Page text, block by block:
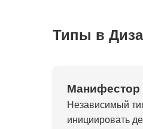
Типы в
Манифестор
Независимый
инициировать